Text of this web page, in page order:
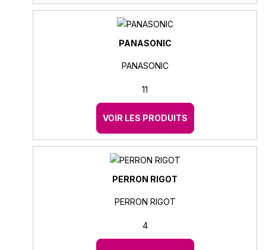
PANASONIC
PANASONIC
11
VOIR LES PRODUITS
PERRON RIGOT
PERRON RIGOT
4